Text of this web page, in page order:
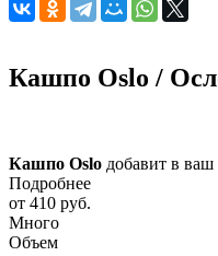
Кашпо Oslo /
Кашпо Oslo добавит в ваш
Подробнее
от 410 руб.
Много
Объем